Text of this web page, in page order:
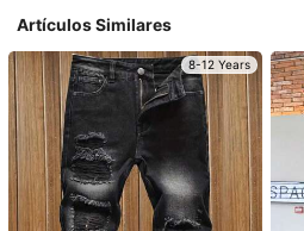
Artículos Similares
8-12 Years